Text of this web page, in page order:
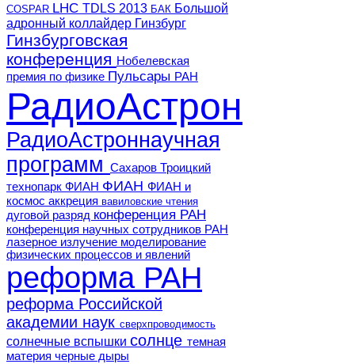
COSPAR LHC TDLS 2013 БАК Большой
адронный коллайдер Гинзбург
Гинзбурговская
конференция Нобелевская
премия по физике Пульсары РАН
РадиоАстрон
РадиоАстроннаучная
программ
Сахаров Троицкий
технопарк ФИАН ФИАН ФИАН и
космос аккреция вавиловские чтения
дуговой разряд конференция РАН
конференция научных сотрудников РАН
лазерное излучение моделирование
физических процессов и явлений
реформа РАН
реформа Российской
академии наук сверхпроводимость
солнечные вспышки солнце темная
материя черные дыры